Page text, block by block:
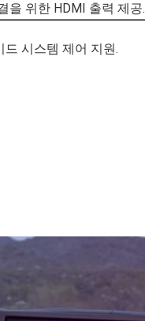
을 위한 HDMI 출력 제공.
드 시스템 제어 지원.